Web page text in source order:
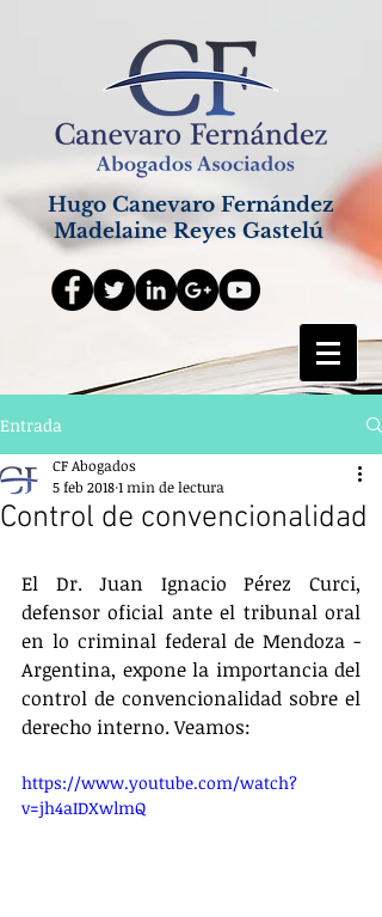
Hugo Canevaro Fernández
Madelaine Reyes Gastelú
Entrada
Control de convencionalidad
CF Abogados
5 feb 20181 min de lectura
El Dr. Juan Ignacio Pérez Curci,
defensor oficial ante el tribunal oral
en lo criminal federal de Mendoza -
Argentina, expone la importancia del
control de convencionalidad sobre el
derecho interno. Veamos:
https://www.youtube.com/watch?
v=jh4aIDXwlmQ